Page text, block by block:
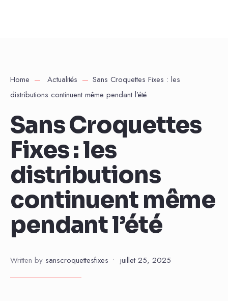
Home Actualités
Sans Croquettes Fixes : les
distributions continuent même pendant l’été
Sans Croquettes
Fixes : les
distributions
continuent même
pendant l’été
Written by sanscroquettesfixes • juillet 25, 2025